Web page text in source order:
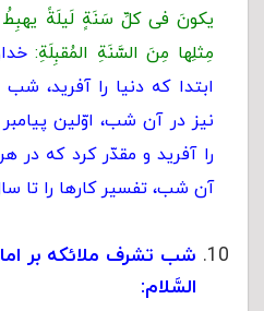
یکونَ فی کلِّ سَنَةٍ لَیلَةً یهبِطُ
مِثلِها مِنَ السَّنَةِ المُقبِلَةِ:
ابتدا که دنیا را آفرید،
نیز در آن شب، اوّلین
را آفرید و مقدّر کرد که در
آن شب، تفسیر کارها را تا
شب تشرف ملائکه بر
السَّلام: